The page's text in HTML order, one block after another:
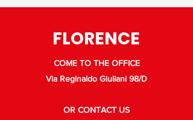
FLORENCE
COME TO THE OFFICE
Via Reginaldo Giuliani 98/D
OR CONTACT US